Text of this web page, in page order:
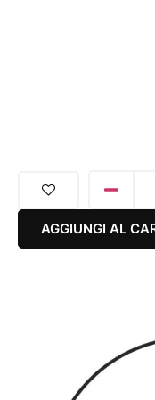
AGGIUNGI AL